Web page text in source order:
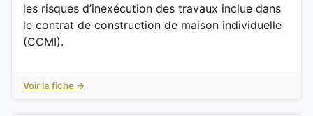
les risques d’inexécution des travaux inclue dans
le contrat de construction de maison individuelle
(CCMI).
Voir la fiche →